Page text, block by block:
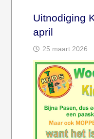
Uitnodiging
april
25 maart 2026